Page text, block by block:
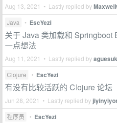
Aug 13, 2021 • Lastly replied by
Java • EscYezi
关于 Java 类加载和 Springboot
一点想法
Aug 11, 2021 • Lastly replied by
Clojure • EscYezi
有没有比较活跃的 Clojure 论坛
Jun 28, 2021 • Lastly replied by
程序员 • EscYezi